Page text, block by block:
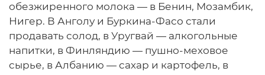
обезжиренного молока — в Бенин, Мозамбик,
Нигер. В Анголу и Буркина-Фасо стали
продавать солод, в Уругвай — алкогольные
напитки, в Финляндию — пушно-меховое
сырье, в Албанию — сахар и картофель, в